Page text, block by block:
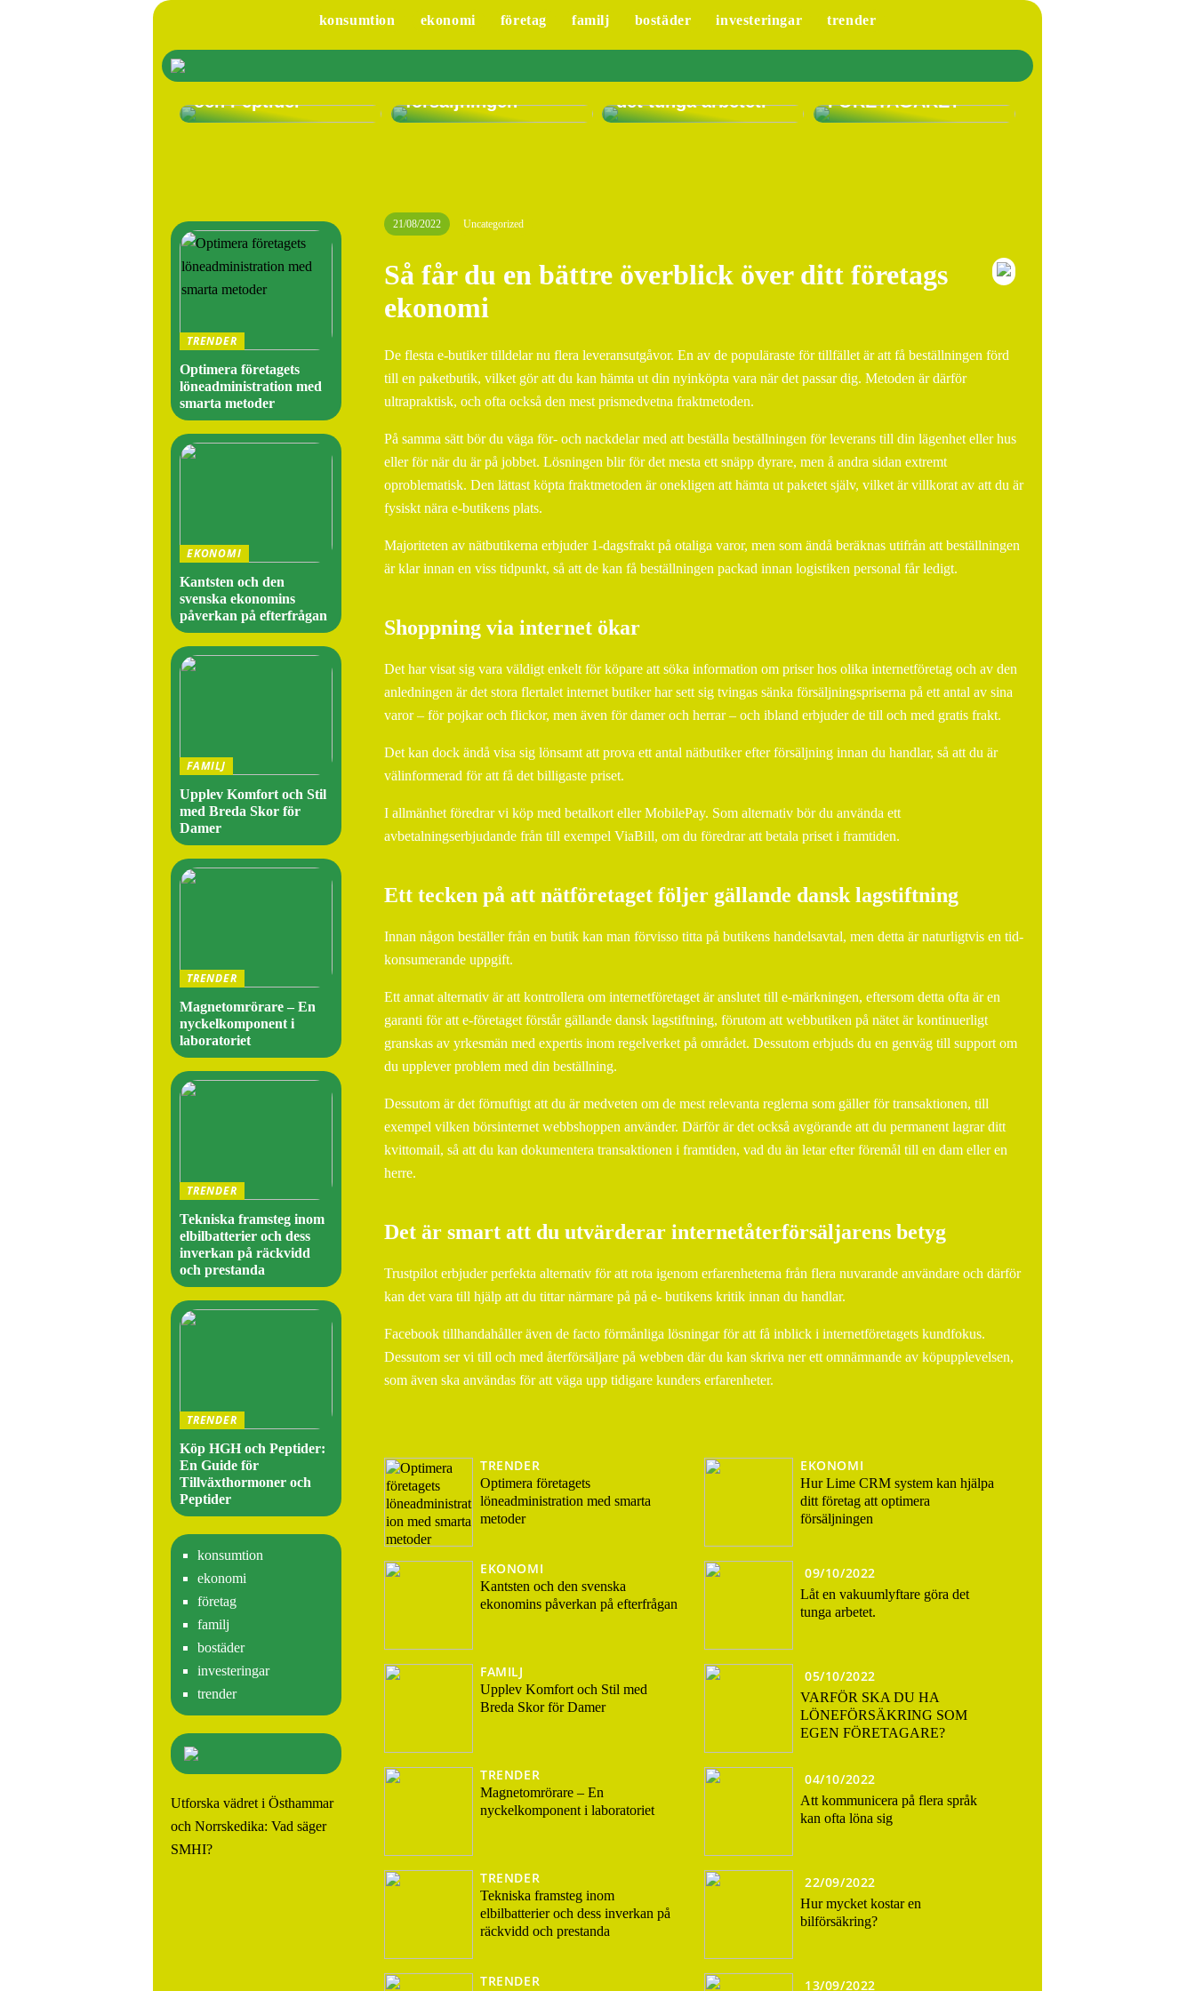
konsumtion ekonomi företag familj bostäder investeringar trender
Peptider: En Guide
Tillväxthormoner
och Peptider
Hur Lime CRM
system kan hjälpa
optimera
försäljningen
vakuumlyftare göra
det tunga arbetet.
VARFÖR SKA DU HA
SOM EGEN
FÖRETAGARE?
21/08/2022 Uncategorized
Så får du en bättre överblick över ditt företags
ekonomi
De flesta e-butiker tilldelar nu flera leveransutgåvor. En av de populäraste för tillfället är att få beställningen förd
till en paketbutik, vilket gör att du kan hämta ut din nyinköpta vara när det passar dig. Metoden är därför
ultrapraktisk, och ofta också den mest prismedvetna fraktmetoden.
På samma sätt bör du väga för- och nackdelar med att beställa beställningen för leverans till din lägenhet eller hus
eller för när du är på jobbet. Lösningen blir för det mesta ett snäpp dyrare, men å andra sidan extremt
oproblematisk. Den lättast köpta fraktmetoden är onekligen att hämta ut paketet själv, vilket är villkorat av att du är
fysiskt nära e-butikens plats.
Majoriteten av nätbutikerna erbjuder 1-dagsfrakt på otaliga varor, men som ändå beräknas utifrån att beställningen
är klar innan en viss tidpunkt, så att de kan få beställningen packad innan logistiken personal får ledigt.
Shoppning via internet ökar
Det har visat sig vara väldigt enkelt för köpare att söka information om priser hos olika internetföretag och av den
anledningen är det stora flertalet internet butiker har sett sig tvingas sänka försäljningspriserna på ett antal av sina
varor – för pojkar och flickor, men även för damer och herrar – och ibland erbjuder de till och med gratis frakt.
Det kan dock ändå visa sig lönsamt att prova ett antal nätbutiker efter försäljning innan du handlar, så att du är
välinformerad för att få det billigaste priset.
I allmänhet föredrar vi köp med betalkort eller MobilePay. Som alternativ bör du använda ett
avbetalningserbjudande från till exempel ViaBill, om du föredrar att betala priset i framtiden.
Ett tecken på att nätföretaget följer gällande dansk lagstiftning
Innan någon beställer från en butik kan man förvisso titta på butikens handelsavtal, men detta är naturligtvis en tid-
konsumerande uppgift.
Ett annat alternativ är att kontrollera om internetföretaget är anslutet till e-märkningen, eftersom detta ofta är en
garanti för att e-företaget förstår gällande dansk lagstiftning, förutom att webbutiken på nätet är kontinuerligt
granskas av yrkesmän med expertis inom regelverket på området. Dessutom erbjuds du en genväg till support om
du upplever problem med din beställning.
Dessutom är det förnuftigt att du är medveten om de mest relevanta reglerna som gäller för transaktionen, till
exempel vilken börsinternet webbshoppen använder. Därför är det också avgörande att du permanent lagrar ditt
kvittomail, så att du kan dokumentera transaktionen i framtiden, vad du än letar efter föremål till en dam eller en
herre.
Det är smart att du utvärderar internetåterförsäljarens betyg
Trustpilot erbjuder perfekta alternativ för att rota igenom erfarenheterna från flera nuvarande användare och därför
kan det vara till hjälp att du tittar närmare på på e- butikens kritik innan du handlar.
Facebook tillhandahåller även de facto förmånliga lösningar för att få inblick i internetföretagets kundfokus.
Dessutom ser vi till och med återförsäljare på webben där du kan skriva ner ett omnämnande av köpupplevelsen,
som även ska användas för att väga upp tidigare kunders erfarenheter.
TRENDER
Optimera företagets
löneadministration med smarta
metoder
EKONOMI
Kantsten och den svenska
ekonomins påverkan på efterfrågan
FAMILJ
Upplev Komfort och Stil med
Breda Skor för Damer
TRENDER
Magnetomrörare – En
nyckelkomponent i laboratoriet
TRENDER
Tekniska framsteg inom
elbilbatterier och dess inverkan på
räckvidd och prestanda
TRENDER
EKONOMI
Hur Lime CRM system kan hjälpa
ditt företag att optimera
försäljningen
09/10/2022
Låt en vakuumlyftare göra det
tunga arbetet.
05/10/2022
VARFÖR SKA DU HA
LÖNEFÖRSÄKRING SOM
EGEN FÖRETAGARE?
04/10/2022
Att kommunicera på flera språk
kan ofta löna sig
22/09/2022
Hur mycket kostar en
bilförsäkring?
13/09/2022
TRENDER
Optimera företagets
löneadministration med
smarta metoder
EKONOMI
Kantsten och den
svenska ekonomins
påverkan på efterfrågan
FAMILJ
Upplev Komfort och Stil
med Breda Skor för
Damer
TRENDER
Magnetomrörare – En
nyckelkomponent i
laboratoriet
TRENDER
Tekniska framsteg inom
elbilbatterier och dess
inverkan på räckvidd
och prestanda
TRENDER
Köp HGH och Peptider:
En Guide för
Tillväxthormoner och
Peptider
konsumtion
ekonomi
företag
familj
bostäder
investeringar
trender
Utforska vädret i Östhammar
och Norrskedika: Vad säger
SMHI?